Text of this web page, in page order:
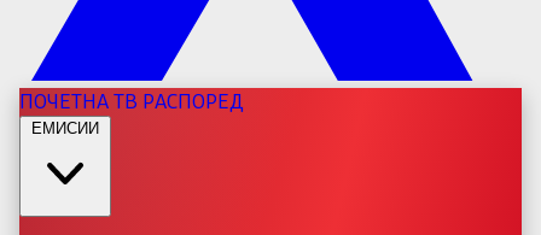
ПОЧЕТНАТВ РАСПОРЕД
ЕМИСИИ